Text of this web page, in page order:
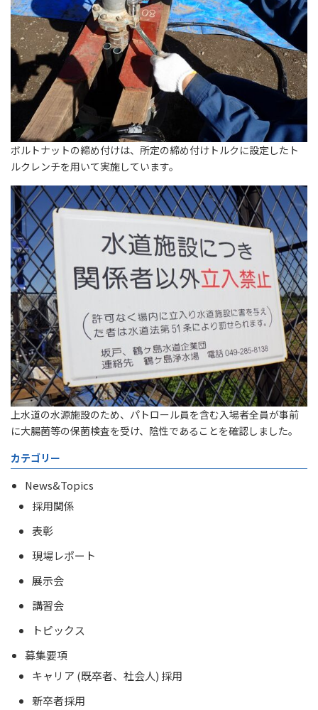
ボルトナットの締め付けは、所定の締め付けトルクに設定したト
ルクレンチを用いて実施しています。
上水道の水源施設のため、パトロール員を含む入場者全員が事前
に大腸菌等の保菌検査を受け、陰性であることを確認しました。
カテゴリー
News&Topics
採用関係
表彰
現場レポート
展示会
講習会
トピックス
募集要項
キャリア (既卒者、社会人) 採用
新卒者採用